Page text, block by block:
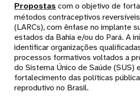
Propostascom o objetivo de
métodos contraceptivos
(LARCs), com ênfase no implante
estados da Bahia e/ou do Pará. A
identificar organizações
processos formativos voltados a
do Sistema Único de Saúde (SUS)
fortalecimento das políticas
reprodutivo no Brasil.